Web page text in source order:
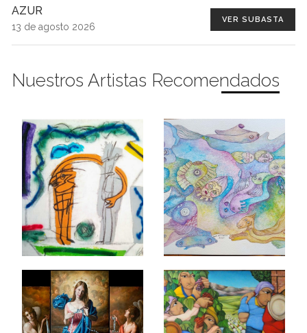
AZUR
13 de agosto 2026
VER SUBASTA
Nuestros Artistas Recomendados